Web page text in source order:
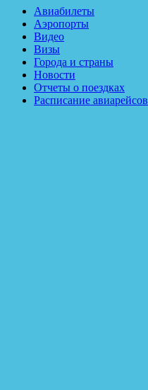
Авиабилеты
Аэропорты
Видео
Визы
Города и страны
Новости
Отчеты о поездках
Расписание авиарейсов